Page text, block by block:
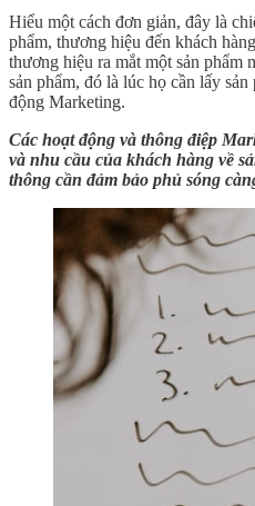
Hiểu một cách đơn giản, đây là
phẩm, thương hiệu đến khách
thương hiệu ra mắt một sản phẩm
sản phẩm, đó là lúc họ cần lấy
động Marketing.
Các hoạt động và thông điệp
và nhu cầu của khách hàng về
thông cần đảm bảo phủ sóng